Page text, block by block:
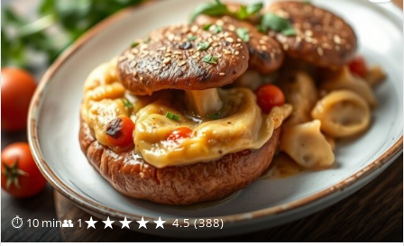
⏱ 10 min👥 1★★★★★ 4.5 (388)